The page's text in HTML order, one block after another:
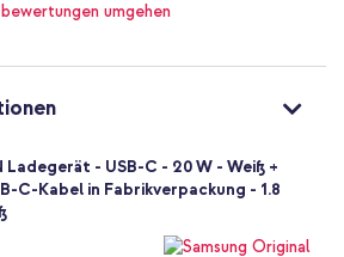
Nein
Universal
Kamera, Kabelloser Kopfhörer, E-
umgehen
- USB-C - 20 W - Weiß +
C-Kabel in Fabrikverpackung - 1.8